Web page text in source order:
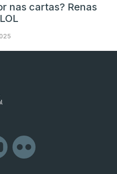
nas cartas? Renas